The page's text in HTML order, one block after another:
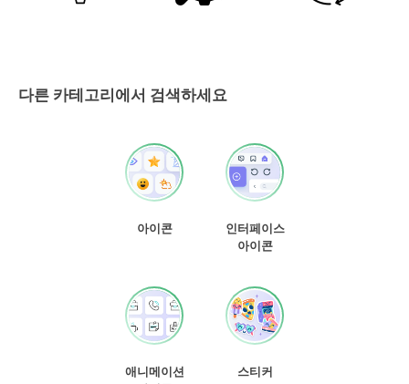
다른 카테고리에서 검색하세요
아이콘
인터페이스
아이콘
애니메이션
스티커